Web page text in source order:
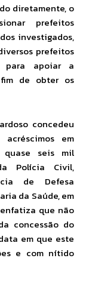
diretamente, o
prefeitos
investigados,
prefeitos
para apoiar a
de obter os
concedeu
em
quase seis mil
Polícia Civil,
de Defesa
da Saúde, em
que não
concessão do
em que este
e com nítido